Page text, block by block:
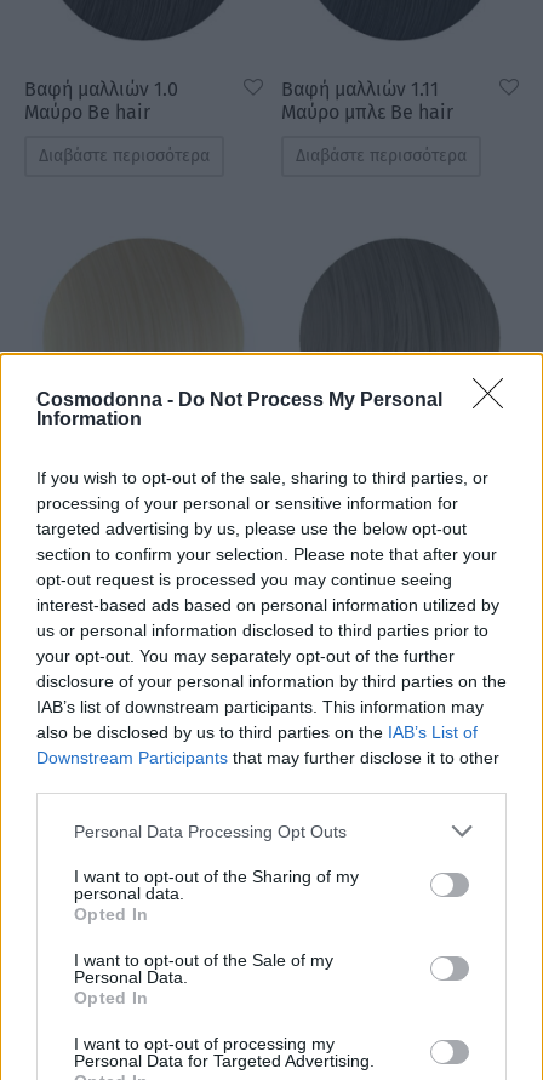
Cosmodonna - Do Not Process My Personal
Information
If you wish to opt-out of the sale, sharing to third parties, or
processing of your personal or sensitive information for
targeted advertising by us, please use the below opt-out
section to confirm your selection. Please note that after your
opt-out request is processed you may continue seeing
interest-based ads based on personal information utilized by
us or personal information disclosed to third parties prior to
your opt-out. You may separately opt-out of the further
disclosure of your personal information by third parties on the
IAB’s list of downstream participants. This information may
also be disclosed by us to third parties on the IAB’s List of
Downstream Participants that may further disclose it to other
Personal Data Processing Opt Outs
I want to opt-out of the Sharing of my
personal data.
Opted In
I want to opt-out of the Sale of my
Personal Data.
Opted In
I want to opt-out of processing my
Personal Data for Targeted Advertising.
Βαφή μαλλιών 1.0
Μαύρο Be hair
Διαβάστε περισσότερα
Βαφή μαλλιών 1.11
Μαύρο μπλε Be hair
Διαβάστε περισσότερα
Βαφή μαλλιών 10.0
Ξανθό πολύ ανοιχτό
έξτρα Be hair
Διαβάστε περισσότερα
Βαφή μαλλιών 10.1
Ξανθό πολύ ανοιχτό
σαντρέ έξτρα Be hair
Διαβάστε περισσότερα
Βαφή μαλλιών 10.3
ντορέ έξτρα Be hair
Διαβάστε περισσότερα
Be hair